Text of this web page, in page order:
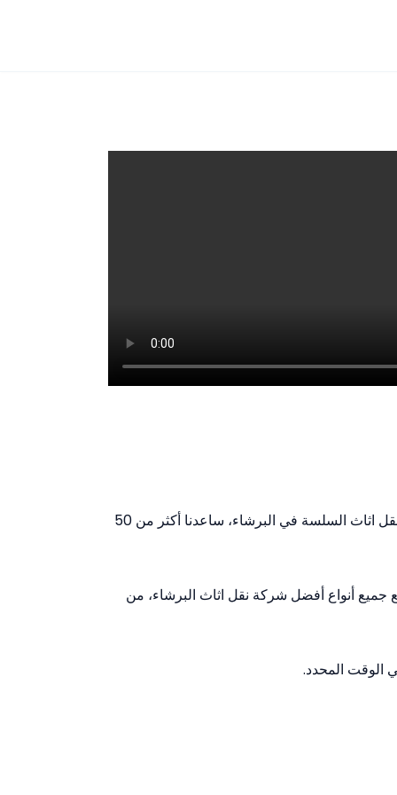
نحن شركة نقل وتعبئة موثوقة نخدم البرشاء. لأكثر من 10 سنوات، كانت لوڈ اپ من عمليات نقل اثاث المحلية إلى عمليات نقل اثاث السلسة في البرشاء، ساعدنا أكثر من 50
أكثر من 100 ألف عملية توصيل، حيث تعاملنا مع جميع أنواع أفضل شركة نقل اثاث البرشاء، من
الوقت المحدد.